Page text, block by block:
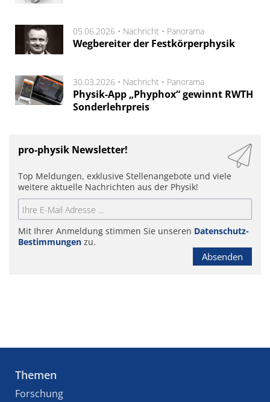
05.06.2026 • Nachricht • Panorama
Wegbereiter der Festkörperphysik
30.03.2026 • Nachricht • Panorama
Physik-App „Phyphox“ gewinnt RWTH
Sonderlehrpreis
pro-physik Newsletter!
Top Meldungen, exklusive Stellenangebote und viele
weitere aktuelle Nachrichten aus der Physik!
Mit Ihrer Anmeldung stimmen Sie unseren Datenschutz-
Bestimmungen zu.
Absenden
Themen
Forschung